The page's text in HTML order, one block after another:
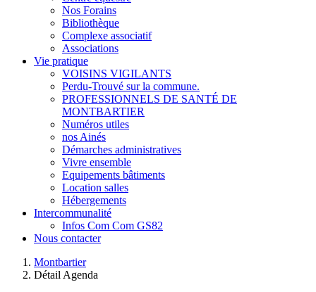
Nos Forains
Bibliothèque
Complexe associatif
Associations
Vie pratique
VOISINS VIGILANTS
Perdu-Trouvé sur la commune.
PROFESSIONNELS DE SANTÉ DE
MONTBARTIER
Numéros utiles
nos Ainés
Démarches administratives
Vivre ensemble
Equipements bâtiments
Location salles
Hébergements
Intercommunalité
Infos Com Com GS82
Nous contacter
Montbartier
Détail Agenda